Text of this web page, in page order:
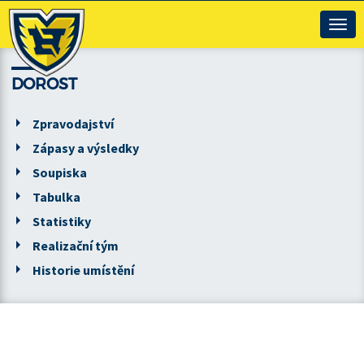
DOROST
Zpravodajství
Zápasy a výsledky
Soupiska
Tabulka
Statistiky
Realizační tým
Historie umístění